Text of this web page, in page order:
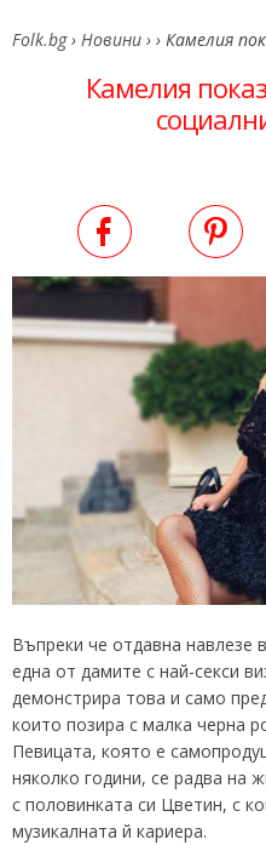
Folk.bg › Новини › › Камелия
Камелия
Въпреки че отдавна навлезе
една от дамите с най-секси
демонстрира това и само
които позира с малка черна
Певицата, която е
няколко години, се радва на
с половинката си Цветин, с
музикалната й кариера.